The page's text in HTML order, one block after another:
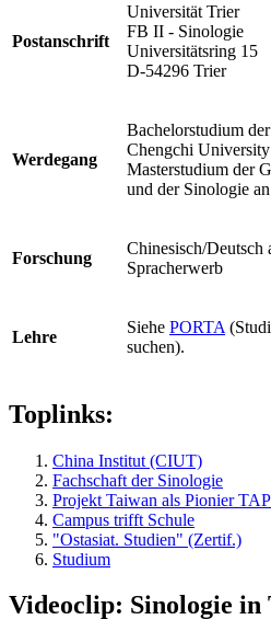
Postanschrift
Universität Trier
FB II - Sinologie
Universitätsring 15
D-54296 Trier
Werdegang
Bachelorstudium
Chengchi
Masterstudium der
und der Sinologie
Forschung
Chinesisch/Deutsch
Spracherwerb
Lehre
Siehe PORTA
suchen).
Toplinks:
China Institut (CIUT)
Fachschaft der Sinologie
Projekt Taiwan als Pionier TAP
Campus trifft Schule
"Ostasiat. Studien" (Zertif.)
Studium
Videoclip: Sinologie